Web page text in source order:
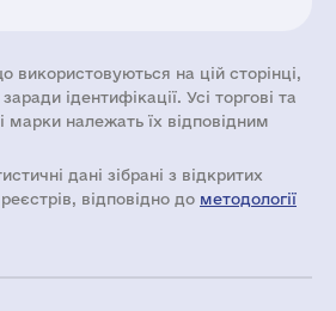
використовуються на цій сторінці,
ідентифікації. Усі торгові та
марки належать їх відповідним
дані зібрані з відкритих
відповідно до методології